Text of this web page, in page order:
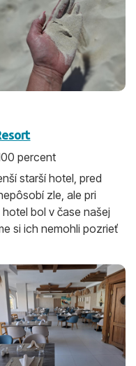
percent
starší hotel, pred
zle, ale pri
bol v čase našej
si ich nemohli pozrieť